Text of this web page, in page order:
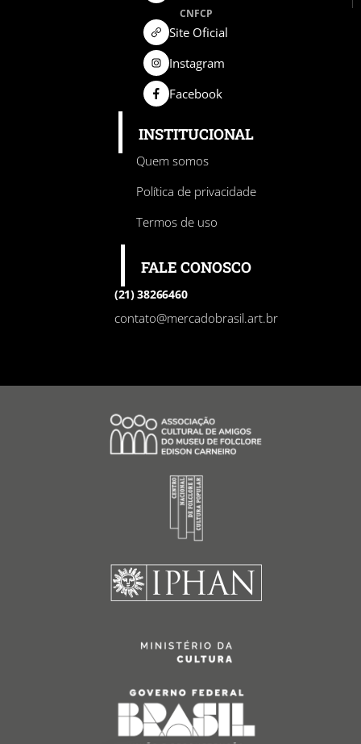
CNFCP
Site Oficial
Instagram
Facebook
INSTITUCIONAL
Quem somos
Política de privacidade
Termos de uso
FALE CONOSCO
(21) 38266460
contato@mercadobrasil.art.br